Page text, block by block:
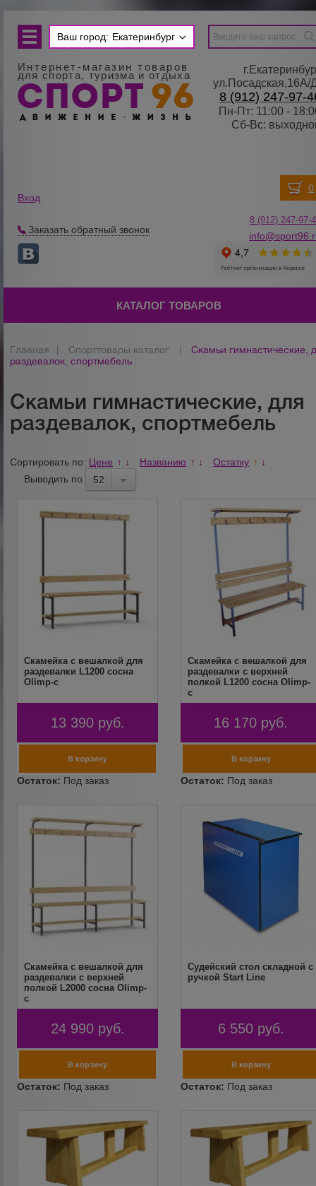
Ваш город: Екатеринбург
Интернет-магазин товаров
для спорта, туризма и отдыха
8 (912) 247-97-
Пн-Пт: 11:00 -
Сб-Вс:
Вход
Заказать обратный звонок
8 (912) 247-97-
КАТАЛОГ ТОВАРОВ
Главная Спорттовары каталог
Скамьи гимнастические,
раздевалок, спортмебель
Скамьи гимнастические, для
раздевалок, спортмебель
Сортировать по: Цене ↑ ↓ Названию ↑ ↓ Остатку ↑ ↓
Выводить по 52
Скамейка с вешалкой для
раздевалки L1200 сосна
Olimp-c
13 390 руб.
Скамейка с вешалкой для
раздевалки с верхней
полкой L1200 сосна Olimp-
c
16 170 руб.
Скамейка с вешалкой для
раздевалки с верхней
полкой L2000 сосна Olimp-
c
24 990 руб.
Судейский стол складной с
ручкой Start Line
6 550 руб.